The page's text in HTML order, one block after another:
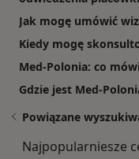
Jak mogę umówić
Kiedy mogę
Med-Polonia: co
Gdzie jest Med-
Powiązane
Najpopularniesze